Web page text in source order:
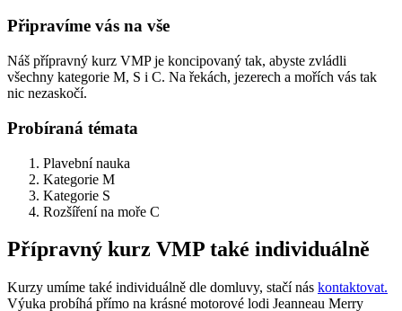
Připravíme vás na vše
Náš přípravný kurz VMP je koncipovaný tak, abyste zvládli
všechny kategorie M, S i C. Na řekách, jezerech a mořích vás tak
nic nezaskočí.
Probíraná témata
Plavební nauka
Kategorie M
Kategorie S
Rozšíření na moře C
Přípravný kurz VMP také individuálně
Kurzy umíme také individuálně dle domluvy, stačí nás kontaktovat.
Výuka probíhá přímo na krásné motorové lodi Jeanneau Merry